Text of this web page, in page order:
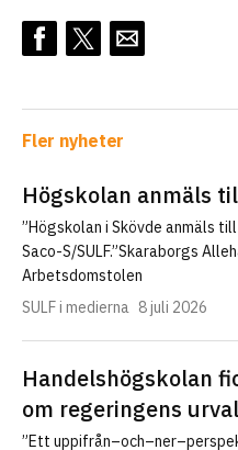
Fler nyheter
Högskolan anmäls
”Högskolan i Skövde anmäls
Saco-S/SULF.”Skaraborgs
Arbetsdomstolen
SULF i medierna 8 juli 2026
Handelshögskolan
om regeringens urval
”Ett